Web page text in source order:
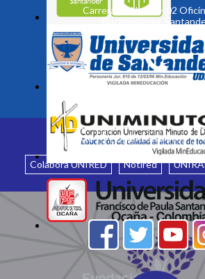
Carrera 19 No. 35 - 02
Bucaramanga,
Inicio ¿Quiénes somos?
Colabora UNIRED Notired